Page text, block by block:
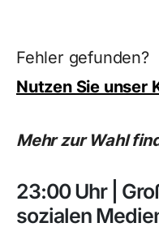
Fehler gefunden?
Nutzen Sie unser
Mehr zur Wahl
23:00 Uhr |
sozialen